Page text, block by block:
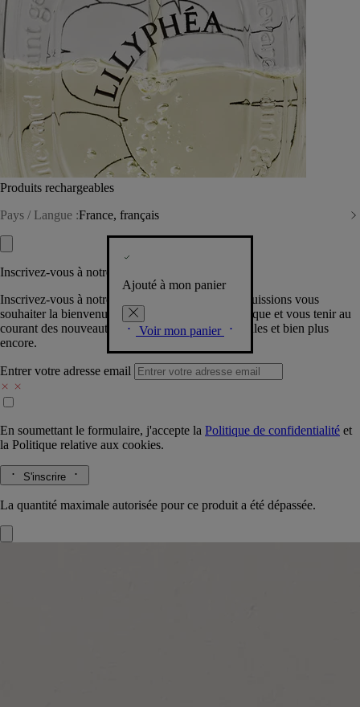
Produits rechargeables
Pays / Langue :France, français
Ajouté à mon panier
Voir mon panier
Inscrivez-vous à notre Newsletter
Inscrivez-vous à notre newsletter pour que nous puissions vous
souhaiter la bienvenue dans la communauté Diptyque et vous tenir au
courant des nouveautés, événements, offres spéciales et bien plus
encore.
Entrer votre adresse email
En soumettant le formulaire, j'accepte la Politique de confidentialité et
la Politique relative aux cookies.
S'inscrire
La quantité maximale autorisée pour ce produit a été dépassée.